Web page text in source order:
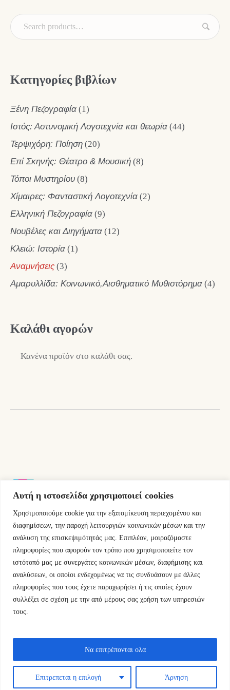
Αυτή η ιστοσελίδα χρησιμοποιεί cookies
Χρησιμοποιούμε cookie για την εξατομίκευση περιεχομένου και
διαφημίσεων, την παροχή λειτουργιών κοινωνικών μέσων και την
ανάλυση της επισκεψιμότητάς μας. Επιπλέον, μοιραζόμαστε
πληροφορίες που αφορούν τον τρόπο που χρησιμοποιείτε τον
ιστότοπό μας με συνεργάτες κοινωνικών μέσων, διαφήμισης και
αναλύσεων, οι οποίοι ενδεχομένως να τις συνδυάσουν με άλλες
πληροφορίες που τους έχετε παραχωρήσει ή τις οποίες έχουν
συλλέξει σε σχέση με την από μέρους σας χρήση των υπηρεσιών
τους.
Επιτρεπεται η επιλογή Άρνηση
Να επιτρέπονται ολα
Κατηγορίες βιβλίων
Ξένη Πεζογραφία (1)
Ιστός: Αστυνομική Λογοτεχνία και θεωρία (44)
Τερψιχόρη: Ποίηση (20)
Επί Σκηνής: Θέατρο & Μουσική (8)
Τόποι Μυστηρίου (8)
Χίμαιρες: Φανταστική Λογοτεχνία (2)
Ελληνική Πεζογραφία (9)
Νουβέλες και Διηγήματα (12)
Κλειώ: Ιστορία (1)
Αναμνήσεις (3)
Αμαρυλλίδα: Κοινωνικό,Αισθηματικό Μυθιστόρημα (4)
Καλάθι αγορών
Κανένα προϊόν στο καλάθι σας.
Εμμ.Μπενάκη 76 10681 Αθήνα Ελλάδα.
+30.2110084023
info@kyfantabooks.gr
Βρείτε μας